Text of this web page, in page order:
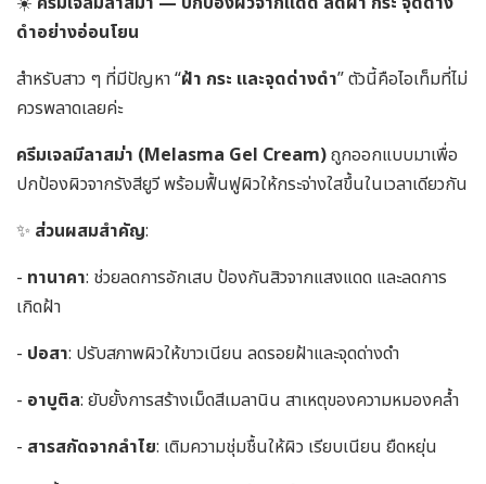
ดำอย่างอ่อนโยน
สำหรับสาว ๆ ที่มีปัญหา “ฝ้า กระ และจุดด่างดำ” ตัวนี้คือไอเท็มที่ไม่
ควรพลาดเลยค่ะ
ครีมเจลมีลาสม่า (Melasma Gel Cream)ถูกออกแบบมาเพื่อ
ปกป้องผิวจากรังสียูวี พร้อมฟื้นฟูผิวให้กระจ่างใสขึ้นในเวลาเดียวกัน
✨ ส่วนผสมสำคัญ:
- ทานาคา: ช่วยลดการอักเสบ ป้องกันสิวจากแสงแดด และลดการ
เกิดฝ้า
- ปอสา: ปรับสภาพผิวให้ขาวเนียน ลดรอยฝ้าและจุดด่างดำ
- อาบูติล: ยับยั้งการสร้างเม็ดสีเมลานิน สาเหตุของความหมองคล้ำ
- สารสกัดจากลำไย: เติมความชุ่มชื้นให้ผิว เรียบเนียน ยืดหยุ่น